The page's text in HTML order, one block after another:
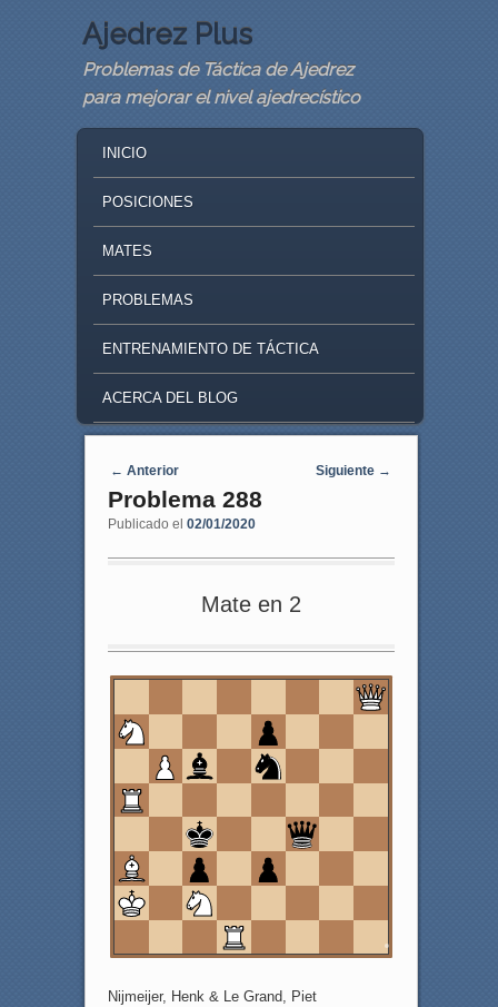
Ajedrez Plus
Problemas de Táctica de Ajedrez
para mejorar el nivel ajedrecístico
SKIP TO PRIMARY CONTENT
SKIP TO SECONDARY CONTENT
INICIO
POSICIONES
MATES
PROBLEMAS
ENTRENAMIENTO DE TÁCTICA
ACERCA DEL BLOG
Navegaci�n de entradas
← Anterior Siguiente →
Problema 288
Publicado el 02/01/2020
Mate en 2
d
Nijmeijer, Henk & Le Grand, Piet